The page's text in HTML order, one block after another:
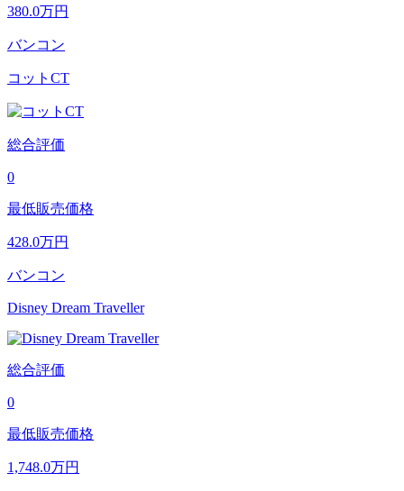
380.0万円
バンコン
コットCT
総合評価
0
最低販売価格
428.0万円
バンコン
Disney Dream Traveller
総合評価
0
最低販売価格
1,748.0万円